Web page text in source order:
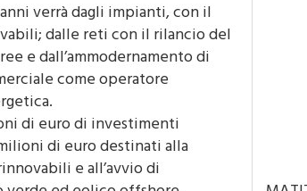
verrà dagli impianti, con il
dalle reti con il rilancio del
e dall’ammodernamento di
come operatore
di euro di investimenti
di euro destinati alla
e all’avvio di